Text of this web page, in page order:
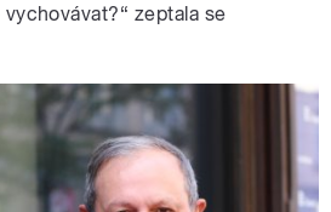
zeptala se